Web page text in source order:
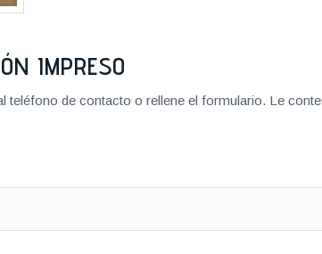
IMPRESO
de contacto o rellene el formulario. Le